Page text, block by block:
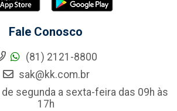
Fale Conosco
(81) 2121-8800
sak@kk.com.br
segunda a sexta-feira das 09h às
17h